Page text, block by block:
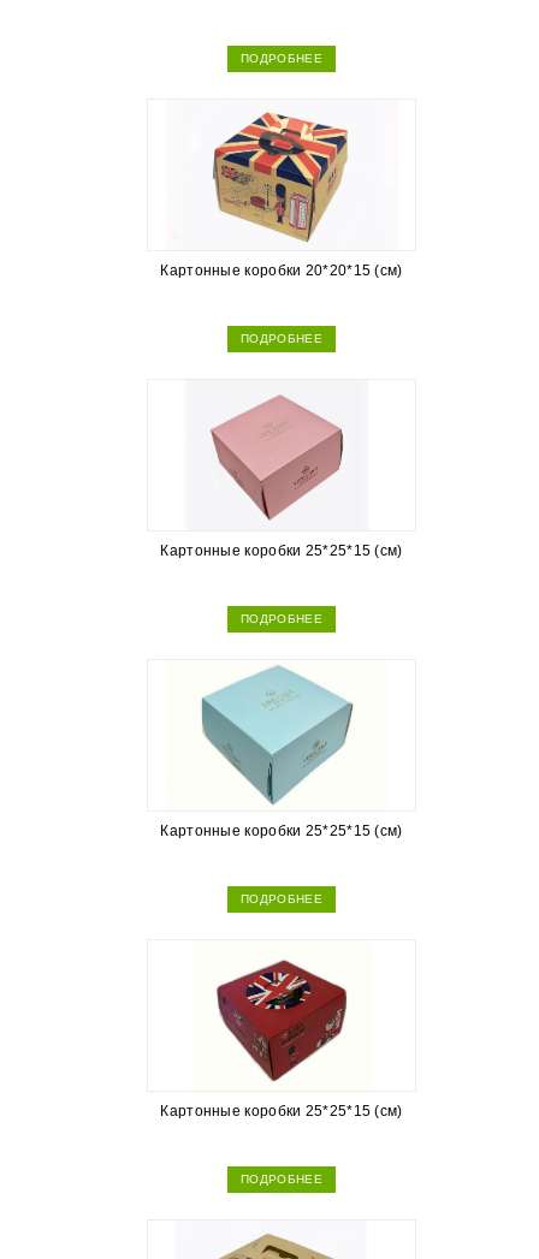
ПОДРОБНЕЕ
Картонные коробки 20*20*15 (см)
ПОДРОБНЕЕ
Картонные коробки 25*25*15 (см)
ПОДРОБНЕЕ
Картонные коробки 25*25*15 (см)
ПОДРОБНЕЕ
Картонные коробки 25*25*15 (см)
ПОДРОБНЕЕ